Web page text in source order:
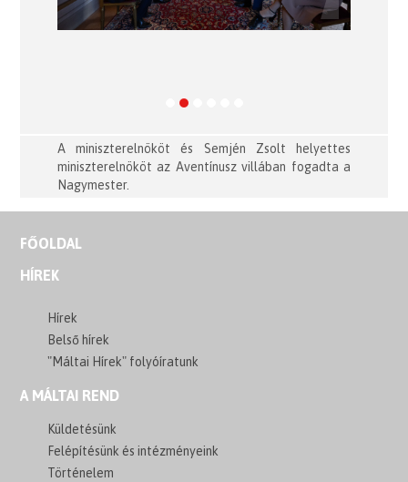
A miniszterelnököt és Semjén Zsolt helyettes
miniszterelnököt az Aventínusz villában fogadta a
Nagymester.
FŐOLDAL
HÍREK
Hírek
Belső hírek
"Máltai Hírek" folyóíratunk
A MÁLTAI REND
Küldetésünk
Felépítésünk és intézményeink
Történelem